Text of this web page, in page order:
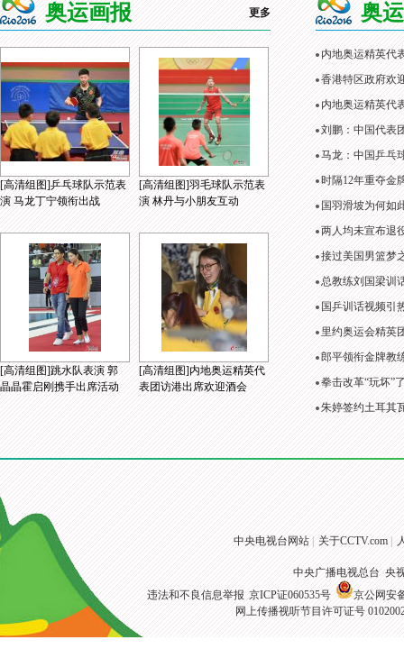
奥运画报 更多
[高清组图]乒乓球队示范表
演 马龙丁宁领衔出战
[高清组图]羽毛球队示范表
演 林丹与小朋友互动
[高清组图]跳水队表演 郭
晶晶霍启刚携手出席活动
[高清组图]内地奥运精英代
表团访港出席欢迎酒会
奥
内地奥运精英代
香港特区政府欢
内地奥运精英代
刘鹏：中国代表
马龙：中国乒乓
时隔12年重夺金
国羽滑坡为何如
两人均未宣布退
接过美国男篮梦
总教练刘国梁训
国乒训话视频引
里约奥运会精英
郎平领衔金牌教
拳击改革“玩坏”
朱婷签约土耳其
中央电视台网站 关于CCTV.com
中央广播电视总台 央
违法和不良信息举报 京ICP证060535号
京公网安
网上传播视听节目许可证号